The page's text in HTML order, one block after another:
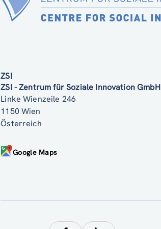
ZSI
ZSI - Zentrum für Soziale Innovation GmbH
Linke Wienzeile 246
1150 Wien
Österreich
Google Maps